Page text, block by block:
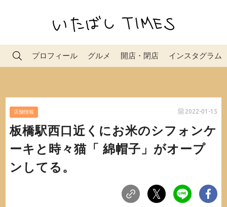
プロフィール グルメ 開店・閉店 インスタグラム
店舗情報 2022-01-15
板橋駅西口近くにお米のシフォンケ
ーキと時々猫「 綿帽子」がオープ
ンしてる。